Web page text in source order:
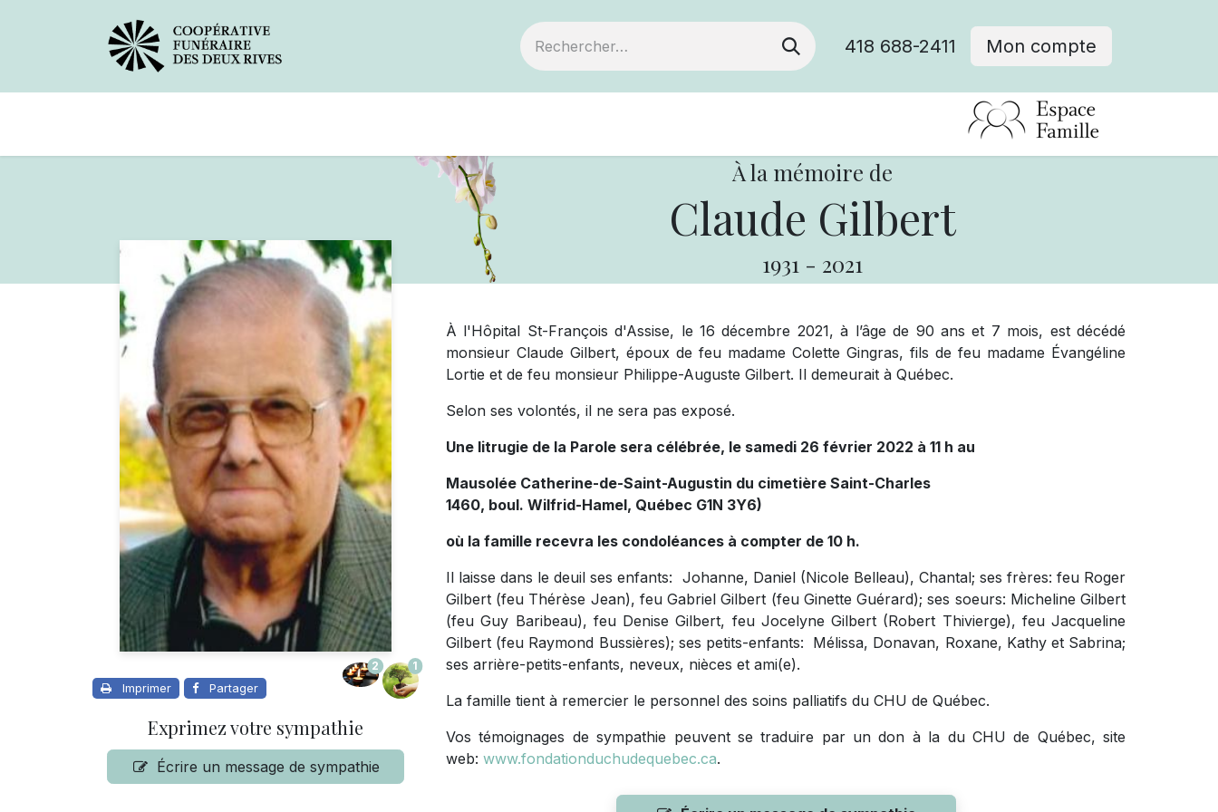
418 688-2411 Mon compte
À la mémoire de
Claude Gilbert
1931 - 2021
Imprimer Partager
2 1
Exprimez votre sympathie
Écrire un message de sympathie
À l'Hôpital St-François d'Assise, le 16 décembre 2021, à l’âge de 90 ans et 7 mois, est décédé
monsieur Claude Gilbert, époux de feu madame Colette Gingras, fils de feu madame Évangéline
Lortie et de feu monsieur Philippe-Auguste Gilbert. Il demeurait à Québec.
Selon ses volontés, il ne sera pas exposé.
Une litrugie de la Parole sera célébrée, le samedi 26 février 2022 à 11 h au
Mausolée Catherine-de-Saint-Augustin du cimetière Saint-Charles
1460, boul. Wilfrid-Hamel, Québec G1N 3Y6)
où la famille recevra les condoléances à compter de 10 h.
Il laisse dans le deuil ses enfants: Johanne, Daniel (Nicole Belleau), Chantal; ses frères: feu Roger
Gilbert (feu Thérèse Jean), feu Gabriel Gilbert (feu Ginette Guérard); ses soeurs: Micheline Gilbert
(feu Guy Baribeau), feu Denise Gilbert, feu Jocelyne Gilbert (Robert Thivierge), feu Jacqueline
Gilbert (feu Raymond Bussières); ses petits-enfants: Mélissa, Donavan, Roxane, Kathy et Sabrina;
ses arrière-petits-enfants, neveux, nièces et ami(e).
La famille tient à remercier le personnel des soins palliatifs du CHU de Québec.
Vos témoignages de sympathie peuvent se traduire par un don à la du CHU de Québec, site
web: www.fondationduchudequebec.ca.